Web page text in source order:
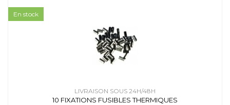
LIVRAISON SOUS 24H/48H
10 FIXATIONS FUSIBLES THERMIQUES
En stock